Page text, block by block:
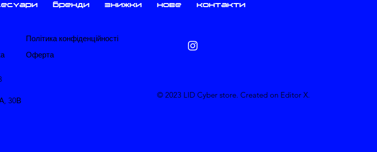
30В
© 2023 LID Cyber store. Created on Editor X.
бренди знижки нове контакти
​Оферта
Політика конфіденційності